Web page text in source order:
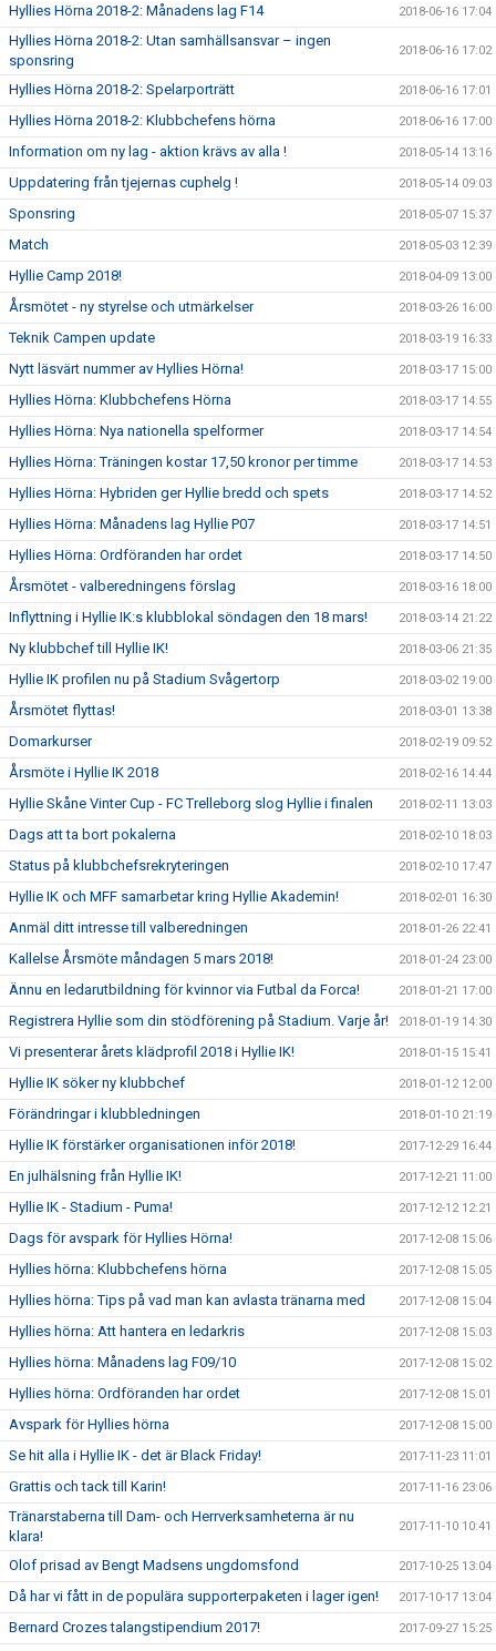
Hyllies Hörna 2018-2: Månadens lag F14 2018-06-16 17:04
Hyllies Hörna 2018-2: Utan samhällsansvar – ingen
sponsring
2018-06-16 17:02
Hyllies Hörna 2018-2: Spelarporträtt 2018-06-16 17:01
Hyllies Hörna 2018-2: Klubbchefens hörna 2018-06-16 17:00
Information om ny lag - aktion krävs av alla ! 2018-05-14 13:16
Uppdatering från tjejernas cuphelg ! 2018-05-14 09:03
Sponsring 2018-05-07 15:37
Match 2018-05-03 12:39
Hyllie Camp 2018! 2018-04-09 13:00
Årsmötet - ny styrelse och utmärkelser 2018-03-26 16:00
Teknik Campen update 2018-03-19 16:33
Nytt läsvärt nummer av Hyllies Hörna! 2018-03-17 15:00
Hyllies Hörna: Klubbchefens Hörna 2018-03-17 14:55
Hyllies Hörna: Nya nationella spelformer 2018-03-17 14:54
Hyllies Hörna: Träningen kostar 17,50 kronor per timme 2018-03-17 14:53
Hyllies Hörna: Hybriden ger Hyllie bredd och spets 2018-03-17 14:52
Hyllies Hörna: Månadens lag Hyllie P07 2018-03-17 14:51
Hyllies Hörna: Ordföranden har ordet 2018-03-17 14:50
Årsmötet - valberedningens förslag 2018-03-16 18:00
Inflyttning i Hyllie IK:s klubblokal söndagen den 18 mars! 2018-03-14 21:22
Ny klubbchef till Hyllie IK! 2018-03-06 21:35
Hyllie IK profilen nu på Stadium Svågertorp 2018-03-02 19:00
Årsmötet flyttas! 2018-03-01 13:38
Domarkurser 2018-02-19 09:52
Årsmöte i Hyllie IK 2018 2018-02-16 14:44
Hyllie Skåne Vinter Cup - FC Trelleborg slog Hyllie i finalen 2018-02-11 13:03
Dags att ta bort pokalerna 2018-02-10 18:03
Status på klubbchefsrekryteringen 2018-02-10 17:47
Hyllie IK och MFF samarbetar kring Hyllie Akademin! 2018-02-01 16:30
Anmäl ditt intresse till valberedningen 2018-01-26 22:41
Kallelse Årsmöte måndagen 5 mars 2018! 2018-01-24 23:00
Ännu en ledarutbildning för kvinnor via Futbal da Forca! 2018-01-21 17:00
Registrera Hyllie som din stödförening på Stadium. Varje år! 2018-01-19 14:30
Vi presenterar årets klädprofil 2018 i Hyllie IK! 2018-01-15 15:41
Hyllie IK söker ny klubbchef 2018-01-12 12:00
Förändringar i klubbledningen 2018-01-10 21:19
Hyllie IK förstärker organisationen inför 2018! 2017-12-29 16:44
En julhälsning från Hyllie IK! 2017-12-21 11:00
Hyllie IK - Stadium - Puma! 2017-12-12 12:21
Dags för avspark för Hyllies Hörna! 2017-12-08 15:06
Hyllies hörna: Klubbchefens hörna 2017-12-08 15:05
Hyllies hörna: Tips på vad man kan avlasta tränarna med 2017-12-08 15:04
Hyllies hörna: Att hantera en ledarkris 2017-12-08 15:03
Hyllies hörna: Månadens lag F09/10 2017-12-08 15:02
Hyllies hörna: Ordföranden har ordet 2017-12-08 15:01
Avspark för Hyllies hörna 2017-12-08 15:00
Se hit alla i Hyllie IK - det är Black Friday! 2017-11-23 11:01
Grattis och tack till Karin! 2017-11-16 23:06
Tränarstaberna till Dam- och Herrverksamheterna är nu
klara!
2017-11-10 10:41
Olof prisad av Bengt Madsens ungdomsfond 2017-10-25 13:04
Då har vi fått in de populära supporterpaketen i lager igen! 2017-10-17 13:04
Bernard Crozes talangstipendium 2017! 2017-09-27 15:25